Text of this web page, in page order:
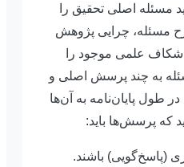
مسئله اصلی تحقیق را
مسئله، چرایی پژوهش
شکاف علمی موجود را
به چند پرسش اصلی و
طول پایان‌نامه به آن‌ها
که پرسش‌ها باید:
(پاسخ‌گویی) باشند.